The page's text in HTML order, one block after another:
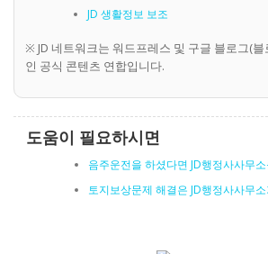
JD 생활정보 보조
※ JD 네트워크는 워드프레스 및 구글 블로그(
인 공식 콘텐츠 연합입니다.
도움이 필요하시면
음주운전을 하셨다면 JD행정사사무
토지보상문제 해결은 JD행정사사무